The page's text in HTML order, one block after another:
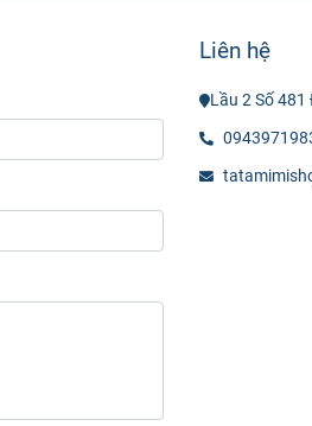
Liên hệ
Lầu 2 Số 481